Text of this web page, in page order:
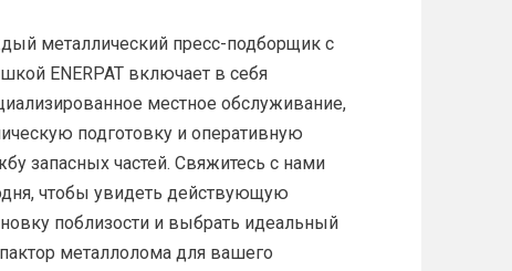
металлический пресс-подборщик с
ENERPAT включает в себя
местное обслуживание,
подготовку и оперативную
запасных частей. Свяжитесь с нами
чтобы увидеть действующую
поблизости и выбрать идеальный
металлолома для вашего